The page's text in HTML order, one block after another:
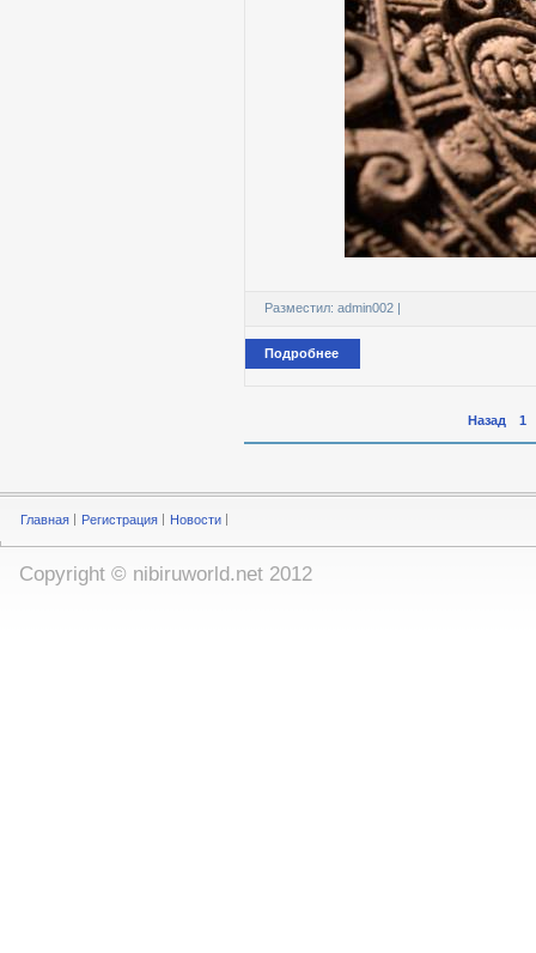
Разместил: admin002 |
Подробнее
Назад 1
Главная Регистрация Новости
Copyright © nibiruworld.net 2012